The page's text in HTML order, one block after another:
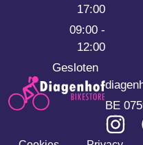
17:00
09:00 -
12:00
Gesloten
BE